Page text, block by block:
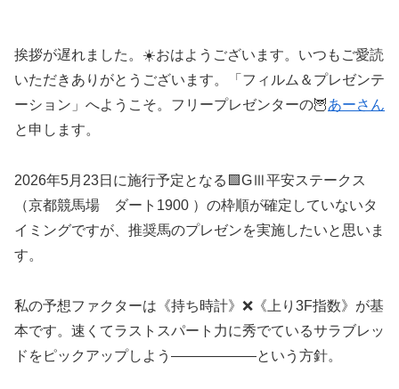
挨拶が遅れました。☀️おはようございます。いつもご愛読
いただきありがとうございます。「フィルム＆プレゼンテ
ーション」へようこそ。フリープレゼンターの🦉あーさん
と申します。
2026年5月23日に施行予定となる🟩GⅢ平安ステークス
（京都競馬場 ダート1900 ）の枠順が確定していないタ
イミングですが、推奨馬のプレゼンを実施したいと思いま
す。
私の予想ファクターは《持ち時計》❌《上り3F指数》が基
本です。速くてラストスパート力に秀でているサラブレッ
ドをピックアップしよう——————という方針。